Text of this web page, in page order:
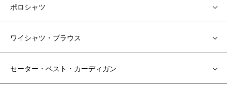
ポロシャツ
ワイシャツ・ブラウス
セーター・ベスト・カーディガン